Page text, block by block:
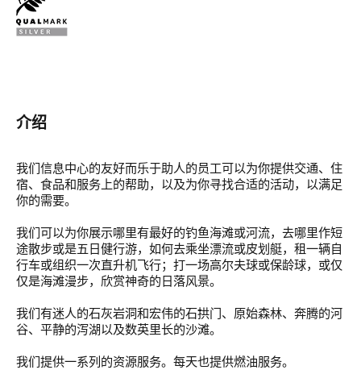
介绍
我们信息中心的友好而乐于助人的员工可以为你提供交通、住
宿、食品和服务上的帮助，以及为你寻找合适的活动，以满足
你的需要。
我们可以为你展示哪里有最好的钓鱼海滩或河流，去哪里作短
途散步或是五日健行游，如何去乘坐漂流或皮划艇，租一辆自
行车或组织一次直升机飞行；打一场高尔夫球或保龄球，或仅
仅是海滩漫步，欣赏神奇的日落风景。
我们有迷人的石灰岩洞和宏伟的石拱门、原始森林、奔腾的河
谷、平静的泻湖以及数英里长的沙滩。
我们提供一系列的资源服务。每天也提供燃油服务。